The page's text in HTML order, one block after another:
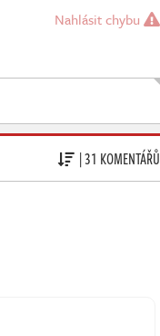
Nahlásit chybu
| 31 KOMENTÁŘŮ